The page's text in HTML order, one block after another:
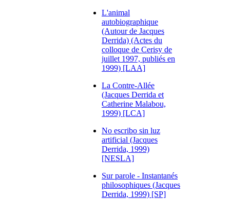
L'animal
autobiographique
(Autour de Jacques
Derrida) (Actes du
colloque de Cerisy de
juillet 1997, publiés en
1999) [LAA]
La Contre-Allée
(Jacques Derrida et
Catherine Malabou,
1999) [LCA]
No escribo sin luz
artificial (Jacques
Derrida, 1999)
[NESLA]
Sur parole - Instantanés
philosophiques (Jacques
Derrida, 1999) [SP]